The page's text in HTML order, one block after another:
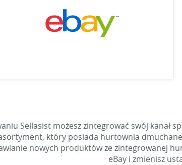
Sellasist możesz zintegrować swój kanał
który posiada hurtownia
nowych produktów ze zintegrowanej
eBay i zmienisz